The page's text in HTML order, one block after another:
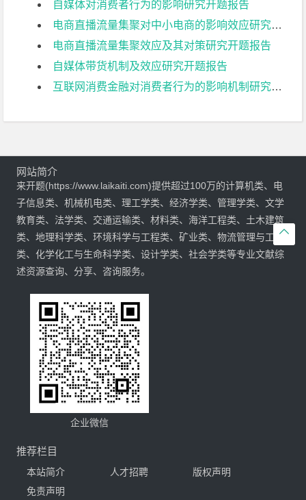
自媒体对消费者行为的影响研究开题报告
电商直播流量集聚对中小电商的影响效应研究开题报告
电商直播流量集聚效应及其对策研究开题报告
自媒体带货机制及效应研究开题报告
互联网消费金融对消费者行为的影响机制研究开题报告

网站简介
来开题(https://www.laikaiti.com)提供超过100万的计算机类、电
子信息类、机械机电类、理工学类、经济学类、管理学类、文学
教育类、法学类、交通运输类、材料类、海洋工程类、土木建筑
类、地理科学类、环境科学与工程类、矿业类、物流管理与工程
类、化学化工与生命科学类、设计学类、社会学类等专业文献综
述资源查询、分享、咨询服务。
企业微信
推荐栏目
本站简介 人才招聘
版权声明
免责声明